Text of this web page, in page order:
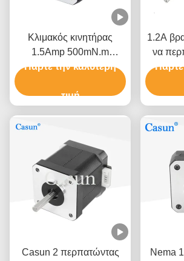
Κλιμακός κινητήρας
1.5Amp 500mN.m
42×42×40mm NEMA 17
Πάρτε την καλύτερη
τιμή
1.2A
να
1,8
Casun 2 περπατώντας
Nema